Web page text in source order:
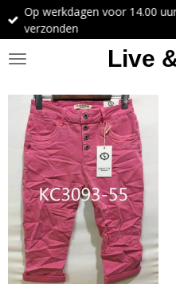
Ga
direct
de
Live
Op werkdagen voor 14.00
verzonden